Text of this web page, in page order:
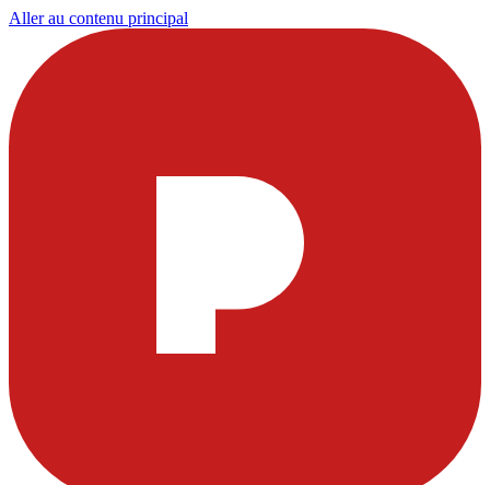
Aller au contenu principal